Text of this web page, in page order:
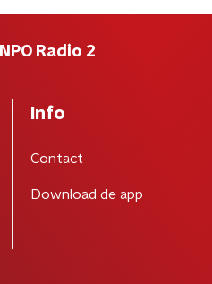
Radio 2
Info
Contact
Download de app